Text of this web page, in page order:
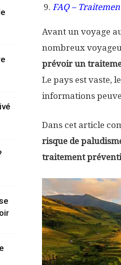
FAQ –
Avant un voyage
nombreux
prévoir un
Le pays est vaste,
informations
Dans cet article
risque de
traitement